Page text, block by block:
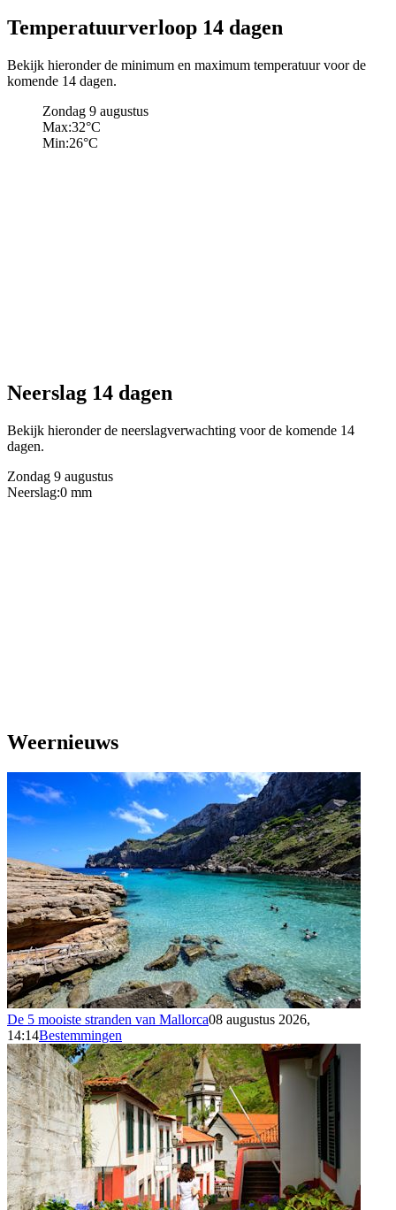
Temperatuurverloop 14 dagen
Bekijk hieronder de minimum en maximum temperatuur voor de
komende 14 dagen.
Zondag 9 augustus
Max:32°C
Min:26°C
Neerslag 14 dagen
Bekijk hieronder de neerslagverwachting voor de komende 14
dagen.
Zondag 9 augustus
Neerslag:0 mm
Weernieuws
De 5 mooiste stranden van Mallorca08 augustus 2026,
14:14Bestemmingen